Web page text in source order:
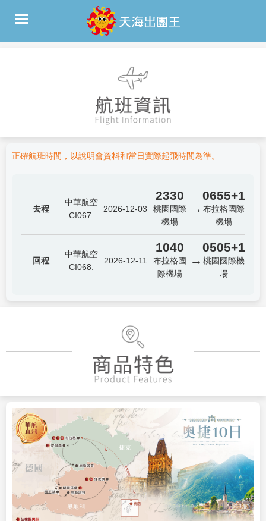
正確航班時間，以說明會資料和當日實際起飛時間為準。
去程
中華航空
CI067.
2026-12-03
2330
桃園國際
機場
→
0655+1
布拉格國際
機場
回程
中華航空
CI068.
2026-12-11
1040
布拉格國
際機場
→
0505+1
桃園國際機
場